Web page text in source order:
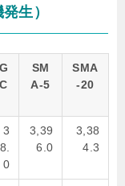
生）
G
C
SM
A-5
SMA
-20
3
8.
0
3,39
6.0
3,38
4.3